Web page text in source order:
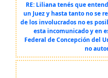
RE: Liliana tenés que
un Juez y hasta tanto no se
de los involucrados no es
esta incomunicado y en
Federal de Concepción del
no